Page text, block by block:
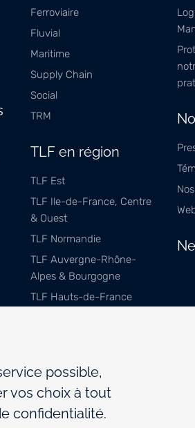
Ferroviaire
Fluvial
Maritime
Supply Chain
Social
TRM
TLF en région
TLF Est
TLF Ile-de-France, Centre
& Ouest
TLF Normandie
TLF Auvergne-Rhône-
Alpes & Bourgogne
TLF Hauts-de-France
possible,
vos choix à tout
confidentialité.